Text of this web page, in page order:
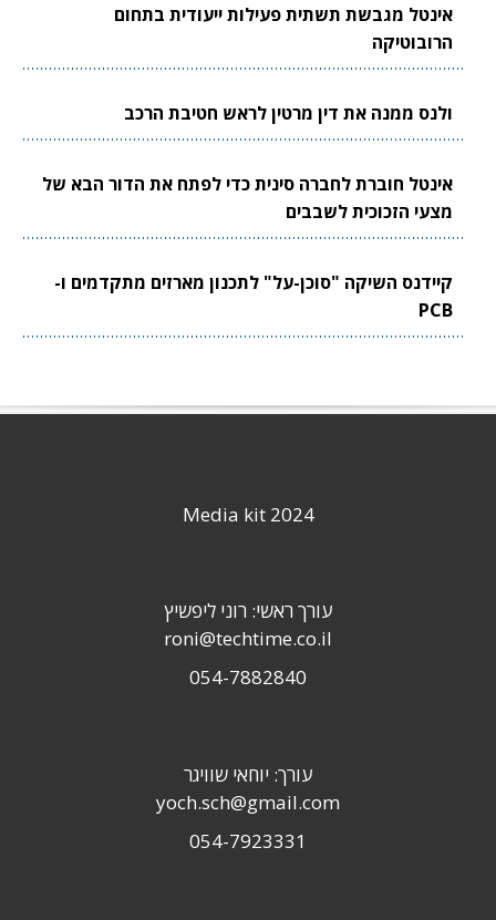
אינטל מגבשת תשתית פעילות ייעודית בתחום
הרובוטיקה
ולנס ממנה את דין מרטין לראש חטיבת הרכב
אינטל חוברת לחברה סינית כדי לפתח את הדור הבא של
מצעי הזכוכית לשבבים
קיידנס השיקה "סוכן-על" לתכנון מארזים מתקדמים ו-
PCB
Media kit 2024
עורך ראשי: רוני ליפשיץ
roni@techtime.co.il
054-7882840
עורך: יוחאי שוויגר
yoch.sch@gmail.com
054-7923331